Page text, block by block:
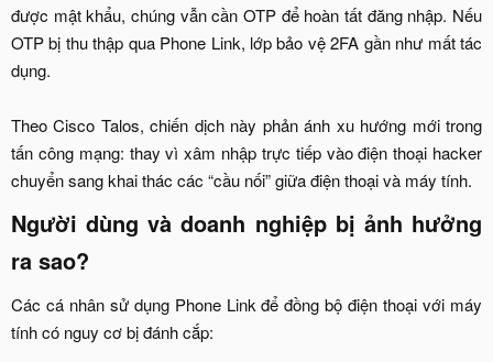
được mật khẩu, chúng vẫn cần OTP để hoàn tất đăng nhập. Nếu
OTP bị thu thập qua Phone Link, lớp bảo vệ 2FA gần như mất tác
dụng.
Theo Cisco Talos, chiến dịch này phản ánh xu hướng mới trong
tấn công mạng: thay vì xâm nhập trực tiếp vào điện thoại hacker
chuyển sang khai thác các “cầu nối” giữa điện thoại và máy tính.​
Người dùng và doanh nghiệp bị ảnh hưởng
ra sao?​
Các cá nhân sử dụng Phone Link để đồng bộ điện thoại với máy
tính có nguy cơ bị đánh cắp:​